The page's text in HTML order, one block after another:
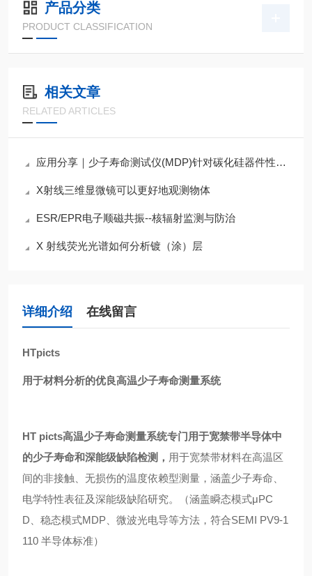
产品分类
PRODUCT CLASSIFICATION
相关文章
RELATED ARTICLES
应用分享｜少子寿命测试仪(MDP)针对碳化硅器件性能优化的关键作用
X射线三维显微镜可以更好地观测物体
ESR/EPR电子顺磁共振--核辐射监测与防治
X 射线荧光光谱如何分析镀（涂）层
详细介绍 在线留言
HTpicts
用于材料分析的优良高温少子寿命测量系统
HT picts高温少子寿命测量系统专门用于宽禁带半导体中
的少子寿命和深能级缺陷检测， 用于宽禁带材料在高温区
间的非接触、无损伤的温度依赖型测量，涵盖少子寿命、
电学特性表征及深能级缺陷研究。（涵盖瞬态模式μPC
D、稳态模式MDP、微波光电导等方法，符合SEMI PV9-1
110 半导体标准）